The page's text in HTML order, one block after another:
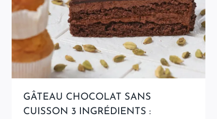
GÂTEAU CHOCOLAT SANS
CUISSON 3 INGRÉDIENTS :